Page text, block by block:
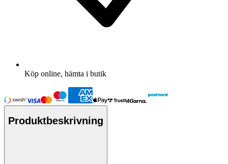
Köp online, hämta i butik
Produktbeskrivning